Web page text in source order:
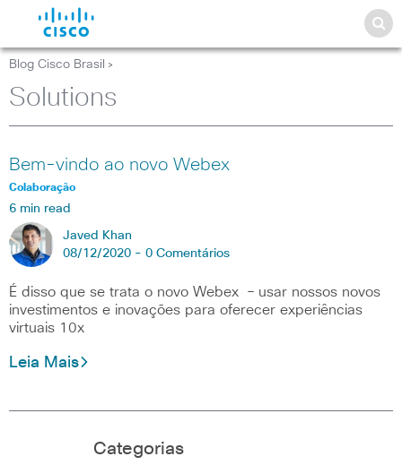
Blog Cisco Brasil >
Solutions
Bem-vindo ao novo Webex
Colaboração
6 min read
Javed Khan
08/12/2020 - 0 Comentários
É disso que se trata o novo Webex – usar nossos novos
investimentos e inovações para oferecer experiências
virtuais 10x
Leia Mais
Categorias